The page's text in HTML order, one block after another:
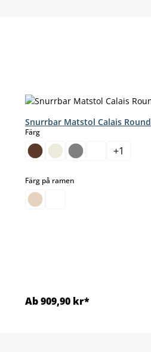
Snurrbar Matstol Calais Round
Färgselect
+1
Färg på ramen
Ab 909,90 kr*